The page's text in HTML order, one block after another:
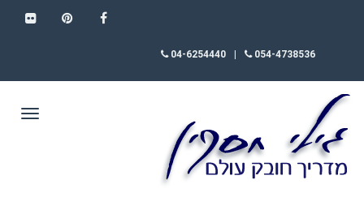
054-4738536
04-6254440